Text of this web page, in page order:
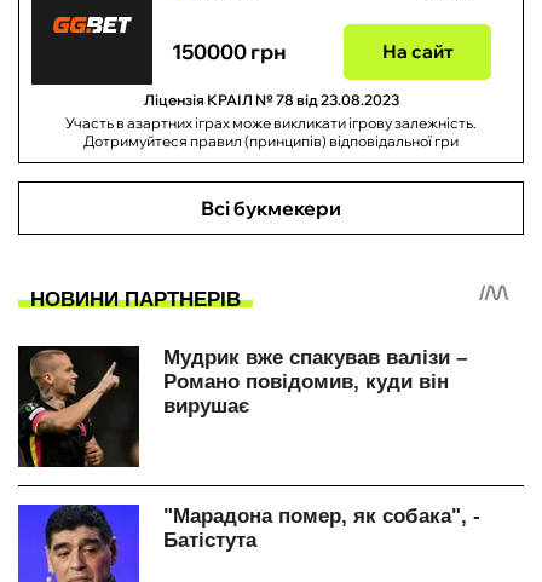
150000 грн На сайт
Ліцензія КРАІЛ № 78 від 23.08.2023
Участь в азартних іграх може викликати ігрову залежність.
Дотримуйтеся правил (принципів) відповідальної гри
Всі букмекери